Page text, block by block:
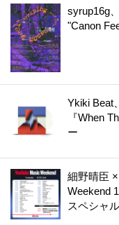
syrup16g
"Canon
Ykiki Beat
『When
ー
細野晴臣
Weekend
スペシャ